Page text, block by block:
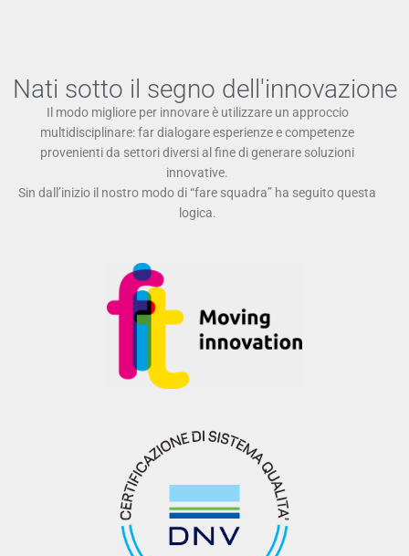
Nati sotto il segno dell'innovazione
Il modo migliore per innovare è utilizzare un approccio
multidisciplinare: far dialogare esperienze e competenze
provenienti da settori diversi al fine di generare soluzioni
innovative.
Sin dall’inizio il nostro modo di “fare squadra” ha seguito questa
logica.